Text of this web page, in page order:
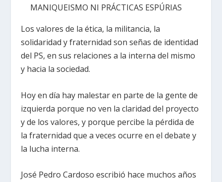
MANIQUEISMO NI PRÁCTICAS ESPÚRIAS
Los valores de la ética, la militancia, la
solidaridad y fraternidad son señas de identidad
del PS, en sus relaciones a la interna del mismo
y hacia la sociedad.
Hoy en día hay malestar en parte de la gente de
izquierda porque no ven la claridad del proyecto
y de los valores, y porque percibe la pérdida de
la fraternidad que a veces ocurre en el debate y
la lucha interna.
José Pedro Cardoso escribió hace muchos años